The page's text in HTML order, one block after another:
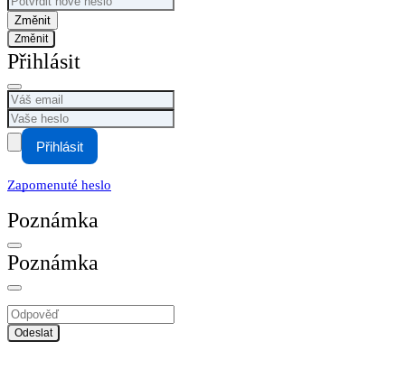
Změnit
Přihlásit
Přihlásit
Zapomenuté heslo
Poznámka
Poznámka
Odeslat